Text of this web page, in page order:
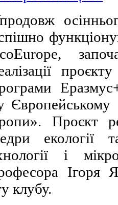
Проєкт
екології
і
Ігоря
клубу.